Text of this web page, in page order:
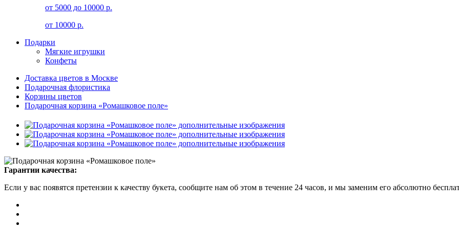
от 5000 до 10000 р.
от 10000 р.
Подарки
Мягкие игрушки
Конфеты
Доставка цветов в Москве
Подарочная флористика
Корзины цветов
Подарочная корзина «Ромашковое поле»
Гарантии качества:
Если у вас появятся претензии к качеству букета, сообщите нам об этом в течение 24 часов, и мы заменим его абсолютно